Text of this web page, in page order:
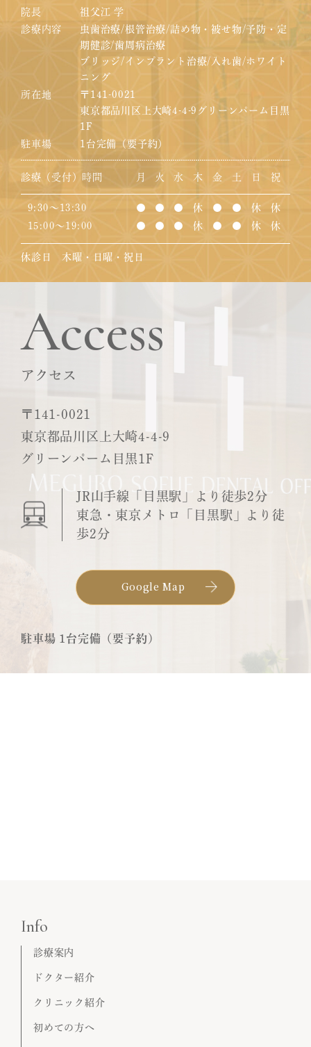
院長
祖父江 学
診療内容
虫歯治療/根管治療/詰め物・被せ物/予防・定
期健診/歯周病治療
ブリッジ/インプラント治療/入れ歯/ホワイト
ニング
所在地
〒141-0021
東京都品川区上大崎4-4-9グリーンパーム目黒
1F
駐車場
1台完備（要予約）
診療（受付）時間 月 火 水 木 金 土 日 祝
9:30～13:30 ● ● ● 休 ● ● 休
休
15:00～19:00
● ● ● 休 ● ● 休 休
休診日 木曜・日曜・祝日
Access
アクセス
〒141-0021
東京都品川区上大崎4-4-9
グリーンパーム目黒1F
JR山手線「目黒駅」より徒歩2分
東急・東京メトロ「目黒駅」より徒
歩2分
Google Map
駐車場 1台完備（要予約）
Info
診療案内
ドクター紹介
クリニック紹介
初めての方へ